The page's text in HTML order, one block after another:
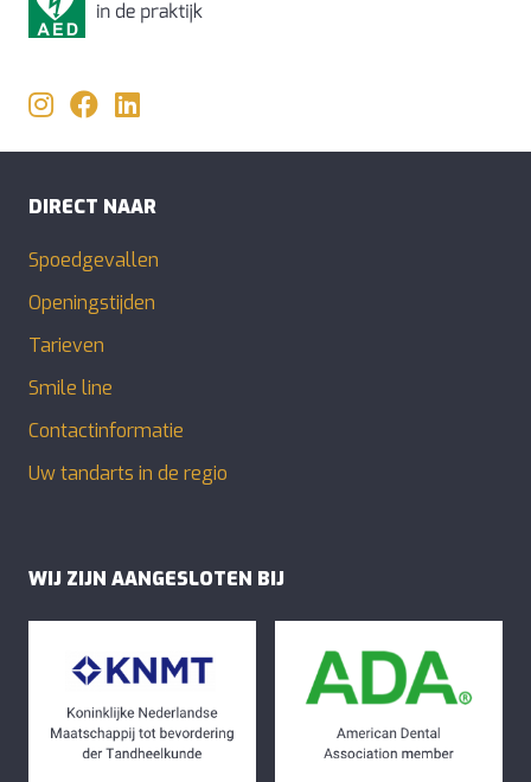
DIRECT NAAR
Spoedgevallen
Openingstijden
Tarieven
Smile line
Contactinformatie
Uw tandarts in de regio
WIJ ZIJN AANGESLOTEN BIJ